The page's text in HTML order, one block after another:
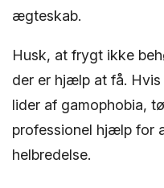
ægteskab.
Husk, at frygt ikke
der er hjælp at få.
lider af gamophobia,
professionel hjælp for
helbredelse.